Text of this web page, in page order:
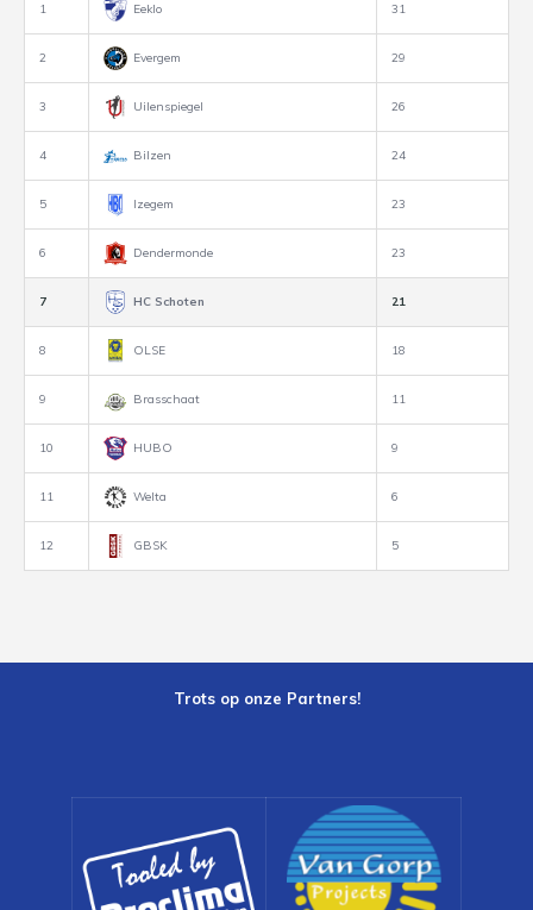
1 Eeklo 31
2 Evergem 29
3 Uilenspiegel 26
4 Bilzen 24
5 Izegem 23
6 Dendermonde 23
7 HC Schoten 21
8 OLSE 18
9 Brasschaat 11
10 HUBO 9
11 Welta 6
12 GBSK 5
Trots op onze Partners!